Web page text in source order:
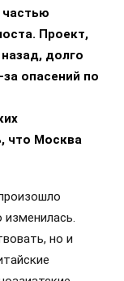
частью
Проект,
долго
опасений по
что Москва
изменилась.
но и